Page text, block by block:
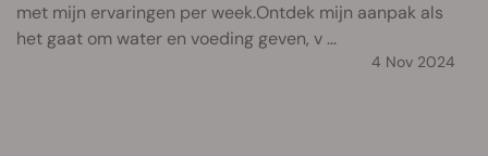
met mijn ervaringen per week.Ontdek mijn aanpak als
het gaat om water en voeding geven, v ...
4 Nov 2024